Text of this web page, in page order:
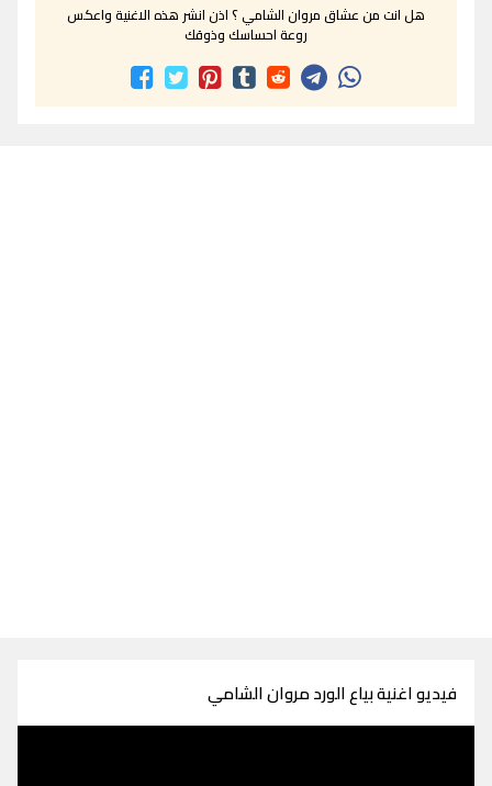
هل انت من عشاق مروان الشامي ؟ اذن انشر هذه الاغنية واعكس
روعة احساسك وذوقك
فيديو اغنية بياع الورد مروان الشامي